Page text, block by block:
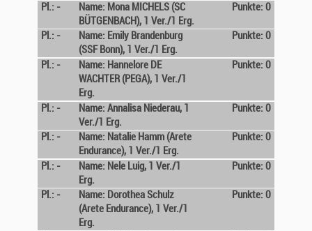
Pl.: -
Name: Mona MICHELS (SC
BÜTGENBACH), 1 Ver./1 Erg.
Punkte: 0
Pl.: -
Name: Emily Brandenburg
(SSF Bonn), 1 Ver./1 Erg.
Punkte: 0
Pl.: -
Name: Hannelore DE
WACHTER (PEGA), 1 Ver./1
Erg.
Punkte: 0
Pl.: -
Name: Annalisa Niederau, 1
Ver./1 Erg.
Punkte: 0
Pl.: -
Name: Natalie Hamm (Arete
Endurance), 1 Ver./1 Erg.
Punkte: 0
Pl.: -
Name: Nele Luig, 1 Ver./1
Erg.
Punkte: 0
Pl.: -
Name: Dorothea Schulz
(Arete Endurance), 1 Ver./1
Erg.
Punkte: 0